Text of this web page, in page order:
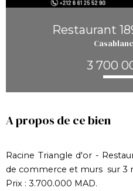
Restaurant
3 700
A propos de ce bien
Racine Triangle d'or -
de commerce et murs sur 3
Prix : 3.700.000 MAD.